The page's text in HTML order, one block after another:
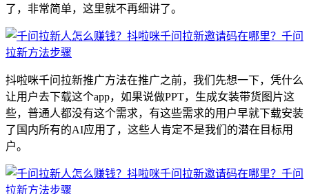
了，非常简单，这里就不再细讲了。
抖啦咪千问拉新推广方法在推广之前，我们先想一下，凭什么
让用户去下载这个app，如果说做PPT，生成女装带货图片这
些，普通人都没有这个需求，有这些需求的用户早就下载安装
了国内所有的AI应用了，这些人肯定不是我们的潜在目标用
户。